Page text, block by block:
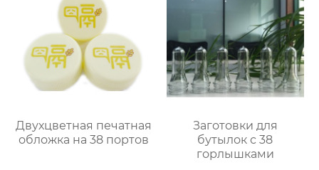
Двухцветная печатная
обложка на 38 портов
Заготовки для
бутылок с 38
горлышками